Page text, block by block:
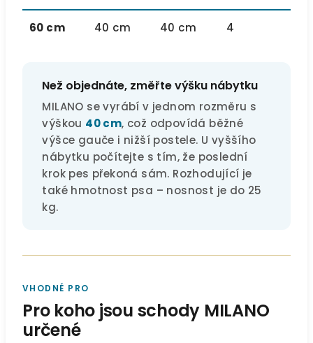
60 cm 40 cm 40 cm 4
Než objednáte, změřte výšku nábytku
MILANO se vyrábí v jednom rozměru s
výškou 40 cm, což odpovídá běžné
výšce gauče i nižší postele. U vyššího
nábytku počítejte s tím, že poslední
krok pes překoná sám. Rozhodující je
také hmotnost psa – nosnost je do 25
kg.
VHODNÉ PRO
Pro koho jsou schody MILANO
určené